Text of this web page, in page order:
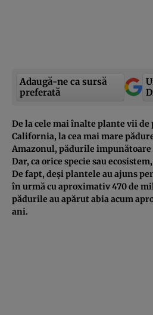
Adaugă-ne ca sursă
preferată
De la cele mai înalte plante vii de
California, la cea mai mare
Amazonul, pădurile impunătoare
Dar, ca orice specie sau
De fapt, deși plantele au ajuns
în urmă cu aproximativ 470 de
pădurile au apărut abia acum
ani.